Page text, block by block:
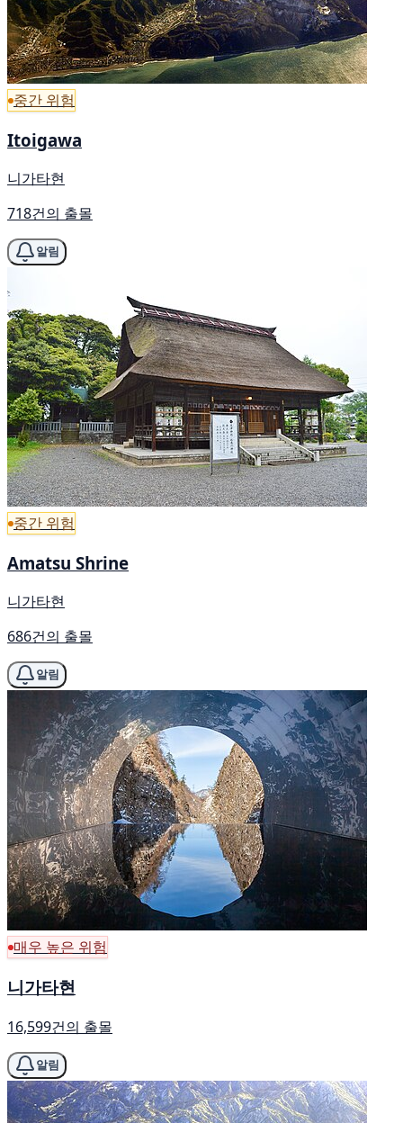
중간 위험
Itoigawa
니가타현
718건의 출몰
알림
중간 위험
Amatsu Shrine
니가타현
686건의 출몰
알림
매우 높은 위험
니가타현
16,599건의 출몰
알림